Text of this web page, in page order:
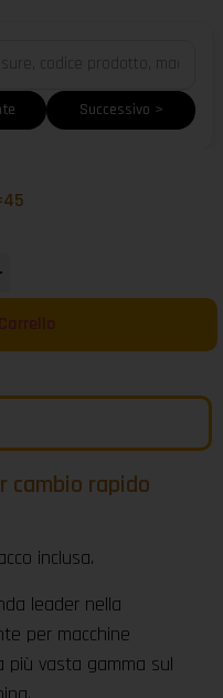
Successivo >
cambio rapido
inclusa.
leader nella
per macchine
più vasta gamma sul